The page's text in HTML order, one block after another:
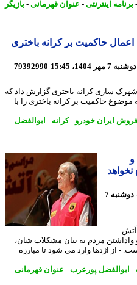
اینترنتی-عنوان قهرمانی-بازیگر
حاکمیت بر کرانه باختری
79392990
سازی کرانه باختری گزارش داد که
حاکمیت بر کرانه باختری را با
ایران خودرو-کرانه-
ابوالفضل
10 ماه پیش - دوشنبه 7
مردم به بیان مشکلات شان،
وارد می شود تا مبارزه
پورعرب- عنوان قهرمانی-